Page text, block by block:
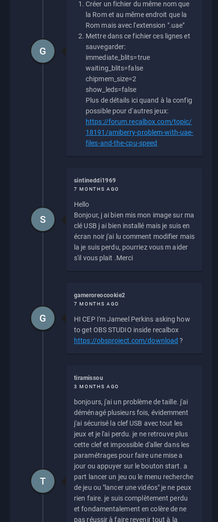
Créer un fichier du même nom que
la Rom et au même endroit que la
Rom mais avec l'extension ".uae"
Mettre dans ce fichier ces lignes et
sauvegarder:
immediate_blits=true
waiting_blits=false
chipmem_size=2
show_leds=false
Plus de détails ici quand à la config
possible pour d'autres jeux:
https://forum.recalbox.com/topic/
18191/amiberry-problem-with-uae-
files-and-the-cpu-speed
G
sintineddi1969
7 MONTHS AGO
Hello
Bonjour, j ai bien mis mon image sur ma
clé USB j ai bien installé mais je suis en
écran noir j'ai lu comment modifier mais
la je suis perdu, pourriez vous m aider
s'il vous plait .Merci
S
gameroreocookie2
7 MONTHS AGO
HI CEP I'm Jameel Perkins asking how
to get OBS STUDIO inside recalbox
https://obsproject.com/download ?
G
tiramissou
3 MONTHS AGO
bonjours, j'ai un problème de taille. j'ai
déménagé plusieurs fois, évidemment
j'ai sécurisé la clef USB avec tout les
jeux et je l'ai perdu. je ne retrouve plus
cette clef et impossible d'aller dans les
paramétrages pour faire une mise a
jour ou appuyer sur le bouton start. a
part lancer un jeu ou le menu recherche
de jeu ou "lancer une vidéos" je ne peux
rien faire. je suis complètement perdu
et fondamentalement en colère de ne
pas réussir à faire revenir tout à la
T